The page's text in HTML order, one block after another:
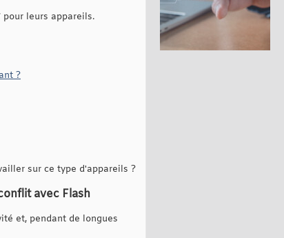
leurs appareils.
?
sur ce type d'appareils ?
avec Flash
et, pendant de longues